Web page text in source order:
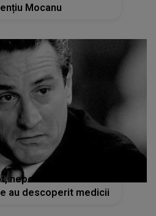
Mocanu
nepotul lui Robert De
au descoperit medicii